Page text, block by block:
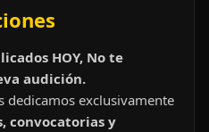
HOY, No te
audición.
dedicamos exclusivamente
convocatorias y